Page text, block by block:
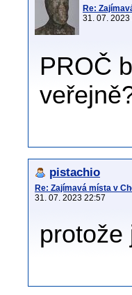
Re:
31. 07. 2023
PROČ
pistachio
Re: Zajímavá místa v
31. 07. 2023 22:57
protože